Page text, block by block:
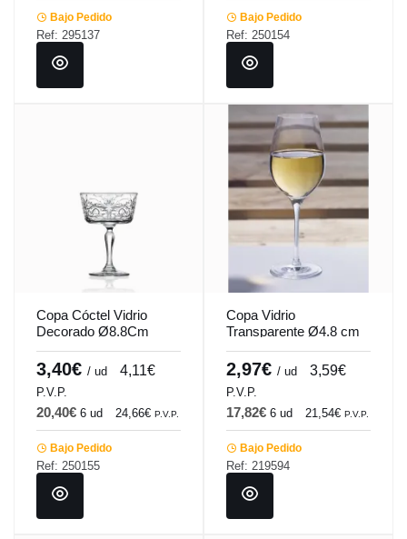
Bajo Pedido
Ref: 295137
Bajo Pedido
Ref: 250154
Copa Cóctel Vidrio
Decorado Ø8.8Cm
H14Cm 26.8Cl Tatoo
Rcr Cristalería Italiana
3,40€ / ud 4,11€
P.V.P.
20,40€ 6 ud 24,66€ P.V.P.
Bajo Pedido
Ref: 250155
Copa Vidrio
Transparente Ø4.8 cm
H20.3Cm 30Cl Ideal
Dkristal
2,97€ / ud 3,59€
P.V.P.
17,82€ 6 ud 21,54€ P.V.P.
Bajo Pedido
Ref: 219594